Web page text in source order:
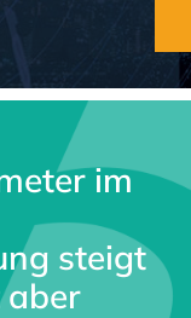
im
steigt
aber